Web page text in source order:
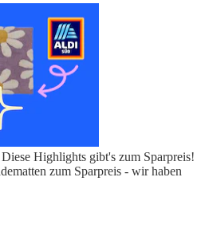
Highlights gibt's zum Sparpreis!
zum Sparpreis - wir haben